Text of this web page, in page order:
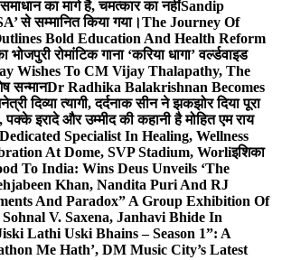
का मार्ग है, चमत्कार का नहींSandip
से सम्मानित किया गया।The Journey Of
Bold Education And Health Reform
रोमांटिक गाना ‘करिया धागा’ वर्ल्डवाइड
Wishes To CM Vijay Thalapathy, The
सन्मानDr Radhika Balakrishnan Becomes
दिव्या त्यागी, दर्दनाक सीन ने झकझोर दिया पूरा
पक्के इरादे और उम्मीद की कहानी है मोहित एम राय
Specialist In Healing, Wellness
At Dome, SVP Stadium, Worliइशिका
To India: Wins Deus Unveils ‘The
Khan, Nandita Puri And RJ
And Paradox” A Group Exhibition Of
V. Saxena, Janhavi Bhide In
Lathi Uski Bhains – Season 1”: A
Me Hath’, DM Music City’s Latest